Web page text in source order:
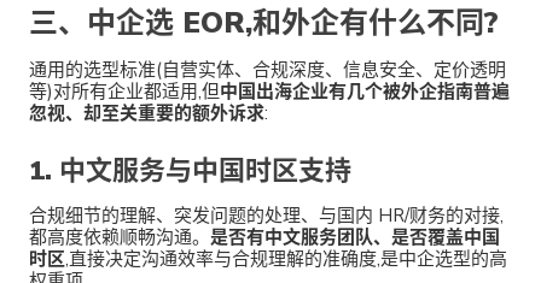
三、中企选 EOR,和外企有什么不同?
通用的选型标准(自营实体、合规深度、信息安全、定价透明
等)对所有企业都适用,但中国出海企业有几个被外企指南普遍
忽视、却至关重要的额外诉求:
1. 中文服务与中国时区支持
合规细节的理解、突发问题的处理、与国内 HR/财务的对接,
都高度依赖顺畅沟通。 是否有中文服务团队、是否覆盖中国
时区,直接决定沟通效率与合规理解的准确度,是中企选型的高